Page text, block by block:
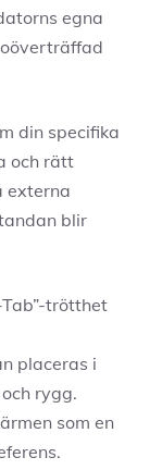
egna
oöverträffad
din specifika
och rätt
externa
blir
trötthet
placeras i
rygg.
som en